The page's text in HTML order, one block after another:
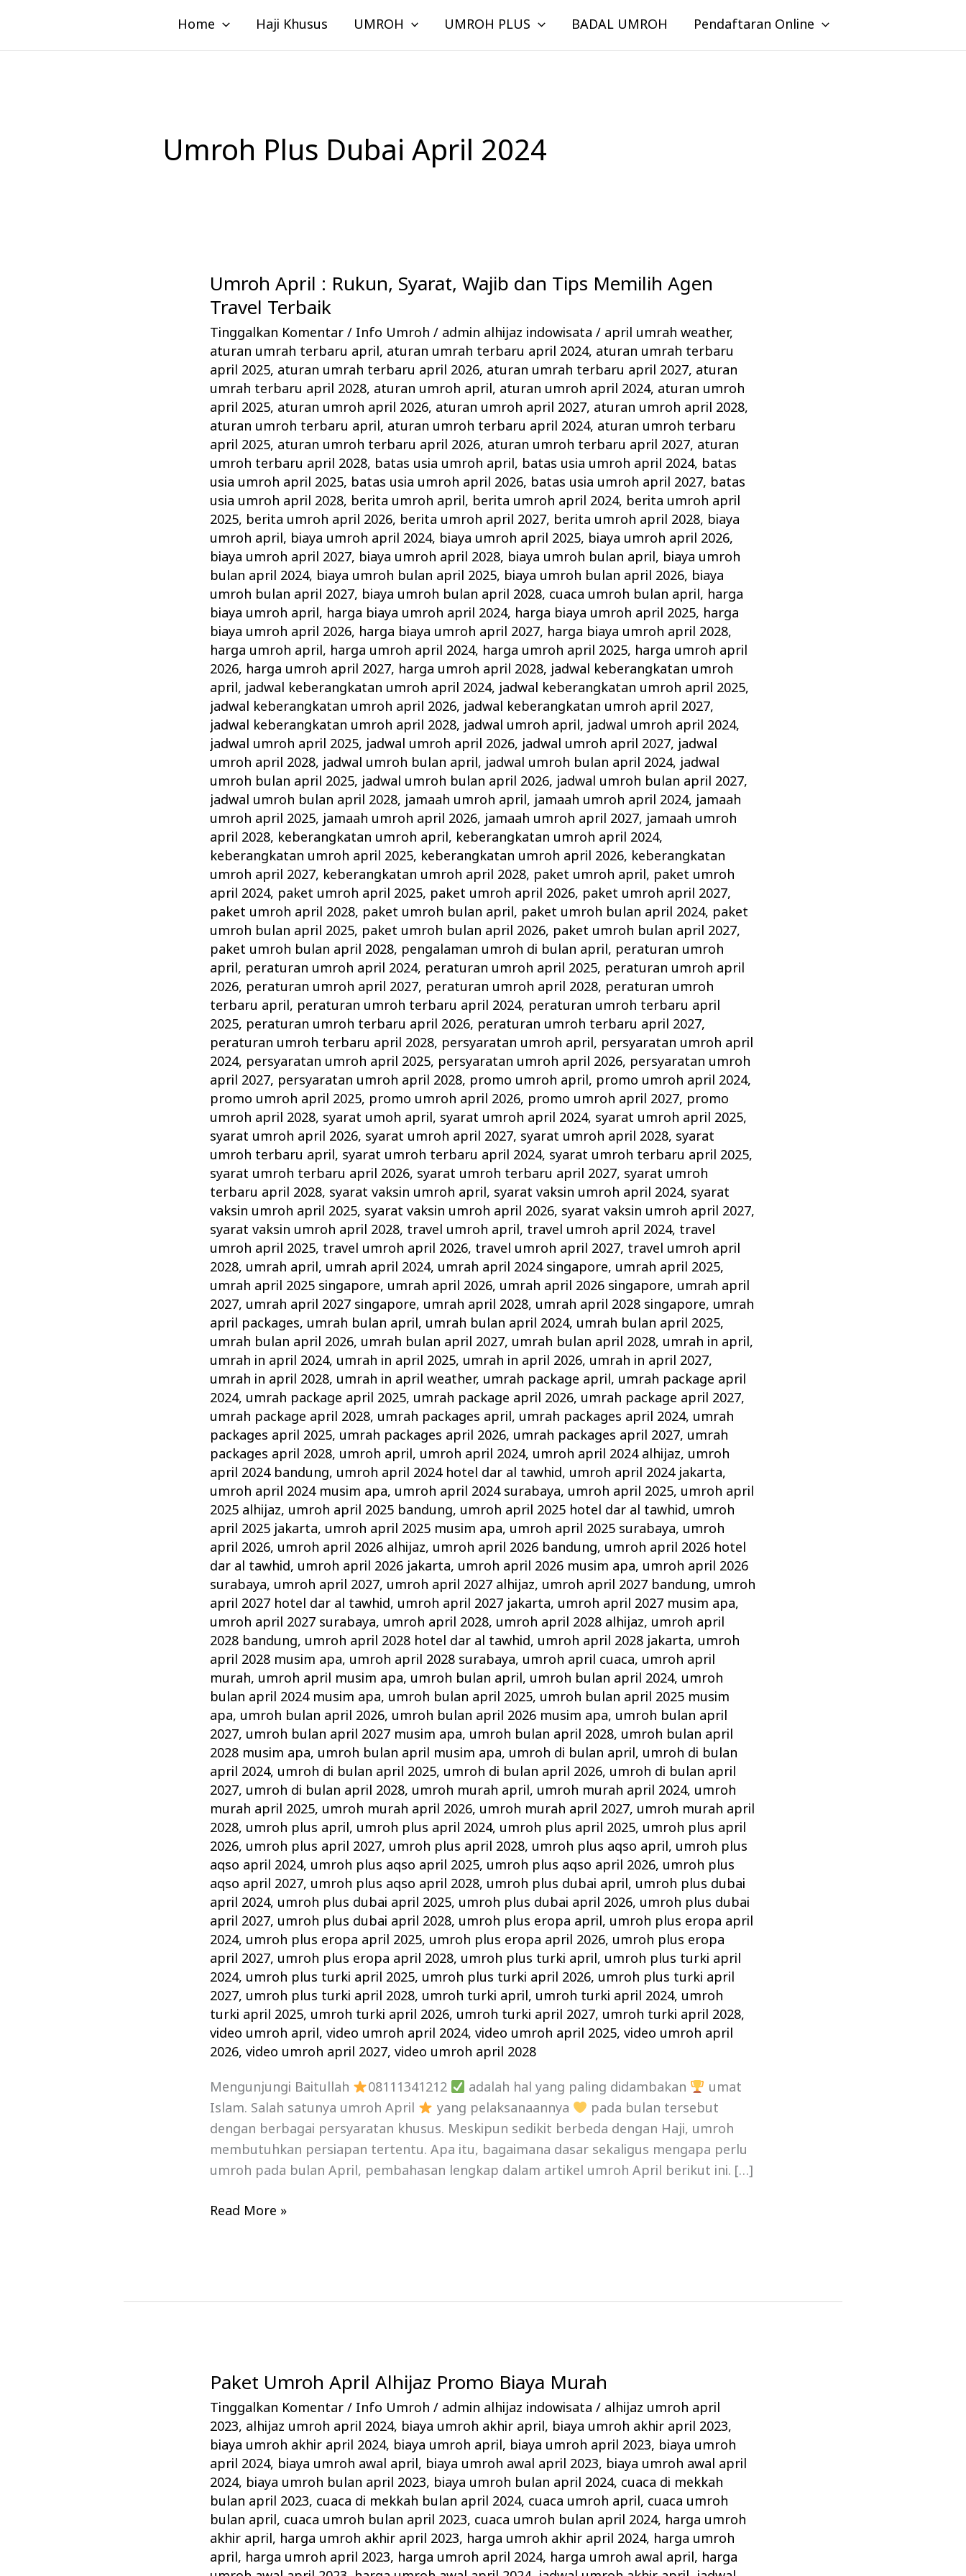
konten
Home Haji Khusus UMROH UMROH PLUS BADAL UMROH Pendaftaran Online
Umroh Plus Dubai April 2024
Umroh April : Rukun, Syarat, Wajib dan Tips Memilih Agen
Travel Terbaik
Tinggalkan Komentar / Info Umroh / admin alhijaz indowisata/ april umrah weather,
aturan umrah terbaru april, aturan umrah terbaru april 2024, aturan umrah terbaru
april 2025, aturan umrah terbaru april 2026, aturan umrah terbaru april 2027, aturan
umrah terbaru april 2028, aturan umroh april, aturan umroh april 2024, aturan umroh
april 2025, aturan umroh april 2026, aturan umroh april 2027, aturan umroh april 2028,
aturan umroh terbaru april, aturan umroh terbaru april 2024, aturan umroh terbaru
april 2025, aturan umroh terbaru april 2026, aturan umroh terbaru april 2027, aturan
umroh terbaru april 2028, batas usia umroh april, batas usia umroh april 2024, batas
usia umroh april 2025, batas usia umroh april 2026, batas usia umroh april 2027, batas
usia umroh april 2028, berita umroh april, berita umroh april 2024, berita umroh april
2025, berita umroh april 2026, berita umroh april 2027, berita umroh april 2028, biaya
umroh april, biaya umroh april 2024, biaya umroh april 2025, biaya umroh april 2026,
biaya umroh april 2027, biaya umroh april 2028, biaya umroh bulan april, biaya umroh
bulan april 2024, biaya umroh bulan april 2025, biaya umroh bulan april 2026, biaya
umroh bulan april 2027, biaya umroh bulan april 2028, cuaca umroh bulan april, harga
biaya umroh april, harga biaya umroh april 2024, harga biaya umroh april 2025, harga
biaya umroh april 2026, harga biaya umroh april 2027, harga biaya umroh april 2028,
harga umroh april, harga umroh april 2024, harga umroh april 2025, harga umroh april
2026, harga umroh april 2027, harga umroh april 2028, jadwal keberangkatan umroh
april, jadwal keberangkatan umroh april 2024, jadwal keberangkatan umroh april 2025,
jadwal keberangkatan umroh april 2026, jadwal keberangkatan umroh april 2027,
jadwal keberangkatan umroh april 2028, jadwal umroh april, jadwal umroh april 2024,
jadwal umroh april 2025, jadwal umroh april 2026, jadwal umroh april 2027, jadwal
umroh april 2028, jadwal umroh bulan april, jadwal umroh bulan april 2024, jadwal
umroh bulan april 2025, jadwal umroh bulan april 2026, jadwal umroh bulan april 2027,
jadwal umroh bulan april 2028, jamaah umroh april, jamaah umroh april 2024, jamaah
umroh april 2025, jamaah umroh april 2026, jamaah umroh april 2027, jamaah umroh
april 2028, keberangkatan umroh april, keberangkatan umroh april 2024,
keberangkatan umroh april 2025, keberangkatan umroh april 2026, keberangkatan
umroh april 2027, keberangkatan umroh april 2028, paket umroh april, paket umroh
april 2024, paket umroh april 2025, paket umroh april 2026, paket umroh april 2027,
paket umroh april 2028, paket umroh bulan april, paket umroh bulan april 2024, paket
umroh bulan april 2025, paket umroh bulan april 2026, paket umroh bulan april 2027,
paket umroh bulan april 2028, pengalaman umroh di bulan april, peraturan umroh
april, peraturan umroh april 2024, peraturan umroh april 2025, peraturan umroh april
2026, peraturan umroh april 2027, peraturan umroh april 2028, peraturan umroh
terbaru april, peraturan umroh terbaru april 2024, peraturan umroh terbaru april
2025, peraturan umroh terbaru april 2026, peraturan umroh terbaru april 2027,
peraturan umroh terbaru april 2028, persyaratan umroh april, persyaratan umroh april
2024, persyaratan umroh april 2025, persyaratan umroh april 2026, persyaratan umroh
april 2027, persyaratan umroh april 2028, promo umroh april, promo umroh april 2024,
promo umroh april 2025, promo umroh april 2026, promo umroh april 2027, promo
umroh april 2028, syarat umoh april, syarat umroh april 2024, syarat umroh april 2025,
syarat umroh april 2026, syarat umroh april 2027, syarat umroh april 2028, syarat
umroh terbaru april, syarat umroh terbaru april 2024, syarat umroh terbaru april 2025,
syarat umroh terbaru april 2026, syarat umroh terbaru april 2027, syarat umroh
terbaru april 2028, syarat vaksin umroh april, syarat vaksin umroh april 2024, syarat
vaksin umroh april 2025, syarat vaksin umroh april 2026, syarat vaksin umroh april 2027,
syarat vaksin umroh april 2028, travel umroh april, travel umroh april 2024, travel
umroh april 2025, travel umroh april 2026, travel umroh april 2027, travel umroh april
2028, umrah april, umrah april 2024, umrah april 2024 singapore, umrah april 2025,
umrah april 2025 singapore, umrah april 2026, umrah april 2026 singapore, umrah april
2027, umrah april 2027 singapore, umrah april 2028, umrah april 2028 singapore, umrah
april packages, umrah bulan april, umrah bulan april 2024, umrah bulan april 2025,
umrah bulan april 2026, umrah bulan april 2027, umrah bulan april 2028, umrah in april,
umrah in april 2024, umrah in april 2025, umrah in april 2026, umrah in april 2027,
umrah in april 2028, umrah in april weather, umrah package april, umrah package april
2024, umrah package april 2025, umrah package april 2026, umrah package april 2027,
umrah package april 2028, umrah packages april, umrah packages april 2024, umrah
packages april 2025, umrah packages april 2026, umrah packages april 2027, umrah
packages april 2028, umroh april, umroh april 2024, umroh april 2024 alhijaz, umroh
april 2024 bandung, umroh april 2024 hotel dar al tawhid, umroh april 2024 jakarta,
umroh april 2024 musim apa, umroh april 2024 surabaya, umroh april 2025, umroh april
2025 alhijaz, umroh april 2025 bandung, umroh april 2025 hotel dar al tawhid, umroh
april 2025 jakarta, umroh april 2025 musim apa, umroh april 2025 surabaya, umroh
april 2026, umroh april 2026 alhijaz, umroh april 2026 bandung, umroh april 2026 hotel
dar al tawhid, umroh april 2026 jakarta, umroh april 2026 musim apa, umroh april 2026
surabaya, umroh april 2027, umroh april 2027 alhijaz, umroh april 2027 bandung, umroh
april 2027 hotel dar al tawhid, umroh april 2027 jakarta, umroh april 2027 musim apa,
umroh april 2027 surabaya, umroh april 2028, umroh april 2028 alhijaz, umroh april
2028 bandung, umroh april 2028 hotel dar al tawhid, umroh april 2028 jakarta, umroh
april 2028 musim apa, umroh april 2028 surabaya, umroh april cuaca, umroh april
murah, umroh april musim apa, umroh bulan april, umroh bulan april 2024, umroh
bulan april 2024 musim apa, umroh bulan april 2025, umroh bulan april 2025 musim
apa, umroh bulan april 2026, umroh bulan april 2026 musim apa, umroh bulan april
2027, umroh bulan april 2027 musim apa, umroh bulan april 2028, umroh bulan april
2028 musim apa, umroh bulan april musim apa, umroh di bulan april, umroh di bulan
april 2024, umroh di bulan april 2025, umroh di bulan april 2026, umroh di bulan april
2027, umroh di bulan april 2028, umroh murah april, umroh murah april 2024, umroh
murah april 2025, umroh murah april 2026, umroh murah april 2027, umroh murah april
2028, umroh plus april, umroh plus april 2024, umroh plus april 2025, umroh plus april
2026, umroh plus april 2027, umroh plus april 2028, umroh plus aqso april, umroh plus
aqso april 2024, umroh plus aqso april 2025, umroh plus aqso april 2026, umroh plus
aqso april 2027, umroh plus aqso april 2028, umroh plus dubai april, umroh plus dubai
april 2024, umroh plus dubai april 2025, umroh plus dubai april 2026, umroh plus dubai
april 2027, umroh plus dubai april 2028, umroh plus eropa april, umroh plus eropa april
2024, umroh plus eropa april 2025, umroh plus eropa april 2026, umroh plus eropa
april 2027, umroh plus eropa april 2028, umroh plus turki april, umroh plus turki april
2024, umroh plus turki april 2025, umroh plus turki april 2026, umroh plus turki april
2027, umroh plus turki april 2028, umroh turki april, umroh turki april 2024, umroh
turki april 2025, umroh turki april 2026, umroh turki april 2027, umroh turki april 2028,
video umroh april,video umroh april 2024,video umroh april 2025,video umroh april
2026,video umroh april 2027,video umroh april 2028
Mengunjungi Baitullah 08111341212 adalah hal yang paling didambakan
umat
Islam. Salah satunya umroh April
yang pelaksanaannya
pada bulan tersebut
dengan berbagai persyaratan khusus. Meskipun sedikit berbeda dengan Haji, umroh
membutuhkan persiapan tertentu. Apa itu, bagaimana dasar sekaligus mengapa perlu
umroh pada bulan April, pembahasan lengkap dalam artikel umroh April berikut ini. […]
Umroh
April
:
Rukun,
Syarat,
Wajib
dan
Tips
Memilih
Agen
Travel
Terbaik
Read More »
Paket Umroh April Alhijaz Promo Biaya Murah
Tinggalkan Komentar / Info Umroh / admin alhijaz indowisata/ alhijaz umroh april
2023, alhijaz umroh april 2024, biaya umroh akhir april, biaya umroh akhir april 2023,
biaya umroh akhir april 2024, biaya umroh april, biaya umroh april 2023, biaya umroh
april 2024, biaya umroh awal april, biaya umroh awal april 2023, biaya umroh awal april
2024, biaya umroh bulan april 2023, biaya umroh bulan april 2024, cuaca di mekkah
bulan april 2023, cuaca di mekkah bulan april 2024, cuaca umroh april, cuaca umroh
bulan april, cuaca umroh bulan april 2023, cuaca umroh bulan april 2024, harga umroh
akhir april, harga umroh akhir april 2023, harga umroh akhir april 2024, harga umroh
april, harga umroh april 2023, harga umroh april 2024, harga umroh awal april, harga
Paket
Umroh
April
Alhijaz
Promo
Biaya
Murah